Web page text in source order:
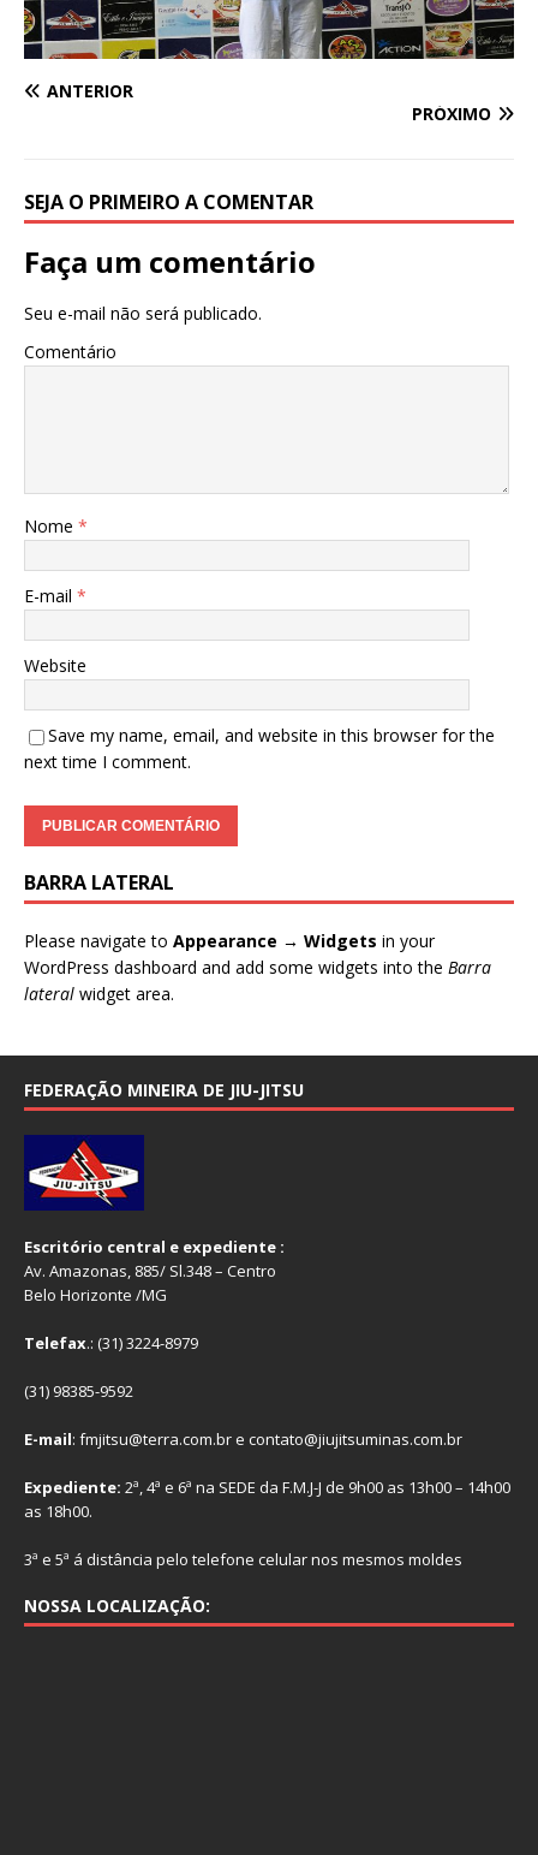
ANTERIOR
PRÓXIMO
SEJA O PRIMEIRO A COMENTAR
Faça um comentário
Seu e-mail não será publicado.
Comentário
Nome *
E-mail *
Website
Save my name, email, and website in this browser for the
next time I comment.
BARRA LATERAL
Please navigate to Appearance → Widgets in your
WordPress dashboard and add some widgets into the Barra
lateral widget area.
FEDERAÇÃO MINEIRA DE JIU-JITSU
Escritório central e expediente :
Av. Amazonas, 885/ Sl.348 – Centro
Belo Horizonte /MG
Telefax.: (31) 3224-8979
(31) 98385-9592
E-mail: fmjitsu@terra.com.br e contato@jiujitsuminas.com.br
Expediente: 2ª, 4ª e 6ª na SEDE da F.M.J-J de 9h00 as 13h00 – 14h00
as 18h00.
3ª e 5ª á distância pelo telefone celular nos mesmos moldes
NOSSA LOCALIZAÇÃO: